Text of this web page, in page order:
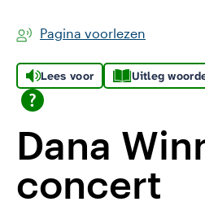
Pagina voorlezen
Lees voor Uitleg
Dana
concert